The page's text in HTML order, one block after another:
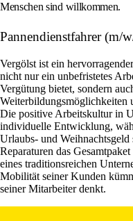
Menschen sind willkommen.
Pannendienstfahrer (m/
Vergölst ist ein
nicht nur ein unbefristetes
Vergütung bietet, sondern
Weiterbildungsmöglichkeiten
Die positive Arbeitskultur in
individuelle Entwicklung,
Urlaubs- und
Reparaturen das
eines traditionsreichen
Mobilität seiner Kunden
seiner Mitarbeiter denkt.